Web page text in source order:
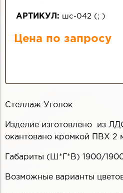
АРТИКУЛ: шс-042 ( ; )
Цена по запросу
Стеллаж Уголок
Изделие изготовлено из
окантовано кромкой ПВХ 2
Габариты (Ш*Г*В) 1900/
Возможные варианты